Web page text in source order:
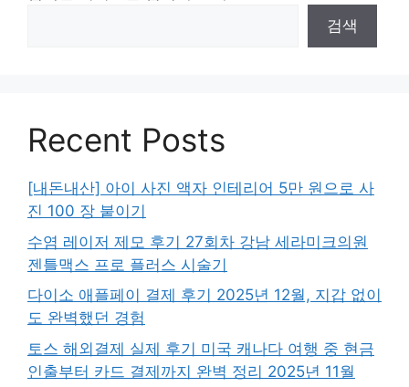
검색
Recent Posts
[내돈내산] 아이 사진 액자 인테리어 5만 원으로 사
진 100 장 붙이기
수염 레이저 제모 후기 27회차 강남 세라미크의원
젠틀맥스 프로 플러스 시술기
다이소 애플페이 결제 후기 2025년 12월, 지갑 없이
도 완벽했던 경험
토스 해외결제 실제 후기 미국 캐나다 여행 중 현금
인출부터 카드 결제까지 완벽 정리 2025년 11월